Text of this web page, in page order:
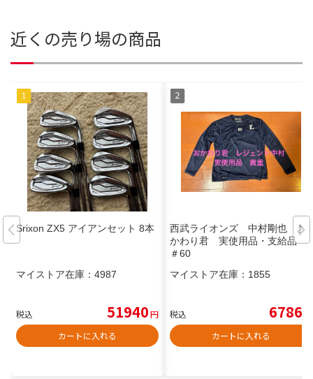
近くの売り場の商品
Srixon ZX5 アイアンセット 8本
マイストア在庫： 4987
税込 51940円
カートに入れる
西武ライオンズ 中村剛也 お
かわり君 実使用品・支給品
＃60
マイストア在庫： 1855
税込 6786
カートに入れる